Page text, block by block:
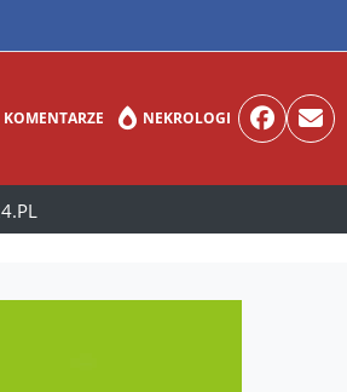
KOMENTARZE NEKROLOGI